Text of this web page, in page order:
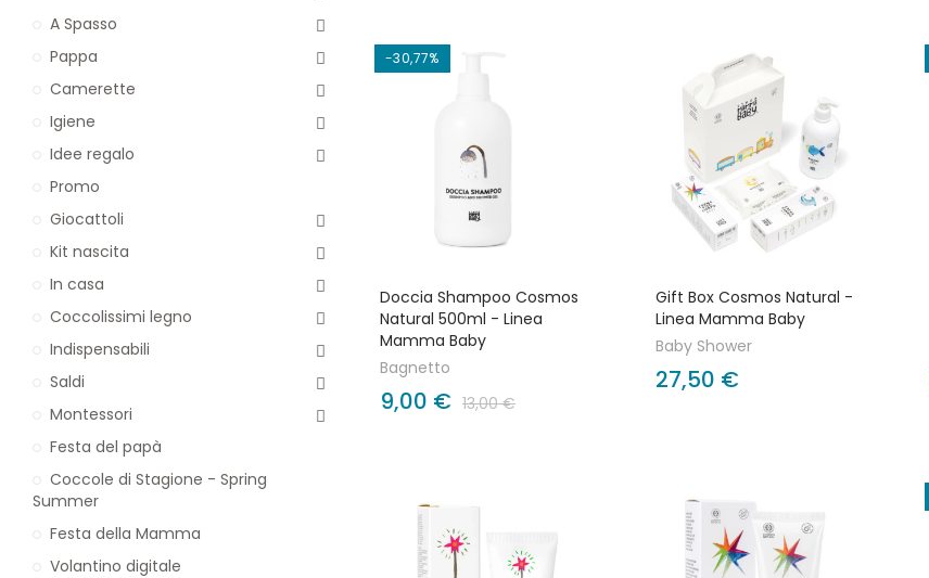
-30,77%
Doccia Shampoo Cosmos
Natural 500ml - Linea
Mamma Baby
Bagnetto
9,00 € 13,00 €
Gift Box Cosmos Natural -
Linea Mamma Baby
Baby Shower
27,50 €
A Spasso
Pappa
Camerette
Igiene
Idee regalo
Promo
Giocattoli
Kit nascita
In casa
Coccolissimi legno
Indispensabili
Saldi
Montessori
Festa del papà
Coccole di Stagione - Spring
Summer
Festa della Mamma
Volantino digitale